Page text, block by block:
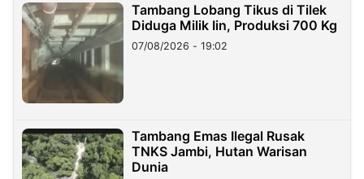
Tambang Lobang Tikus di Tilek
Diduga Milik Iin, Produksi 700 Kg
07/08/2026 - 19:02
Tambang Emas Ilegal Rusak
TNKS Jambi, Hutan Warisan
Dunia